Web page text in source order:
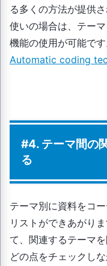
る多くの方法が提供
使いの場合は、テー
機能の使用が可能で
Automatic coding
#4. テーマ間の
る
テーマ別に資料をコ
リストができあがり
て、関連するテーマ
どの点をチェックし